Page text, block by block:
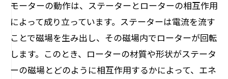
モーターの動作は、ステーターとローターの相互作用
によって成り立っています。ステーターは電流を流す
ことで磁場を生み出し、その磁場内でローターが回転
します。このとき、ローターの材質や形状がステータ
ーの磁場とどのように相互作用するかによって、エネ